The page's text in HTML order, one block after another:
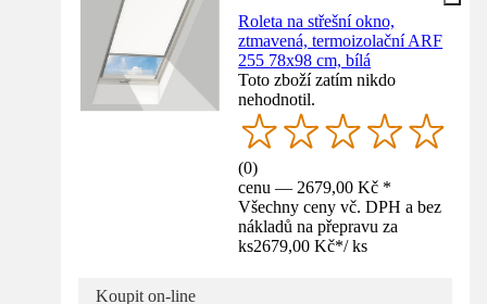
Roleta na střešní okno,
ztmavená, termoizolační ARF
255 78x98 cm, bílá
Toto zboží zatím nikdo
nehodnotil.
(0)
cenu — 2679,00 Kč *
Všechny ceny vč. DPH a bez
nákladů na přepravu za
ks2679,00 Kč*/ ks
Koupit on-line